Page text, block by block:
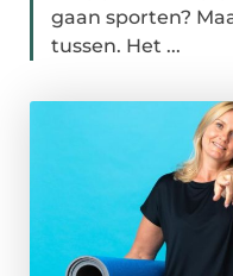
gaan sporten?
tussen. Het ...